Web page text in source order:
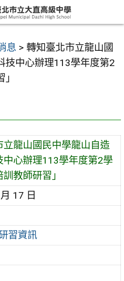
息 > 轉知臺北市立龍山國
技中心辦理113學年度第2
立龍山國民中學龍山自造
中心辦理113學年度第2學
教師研習」
17 日
習資訊